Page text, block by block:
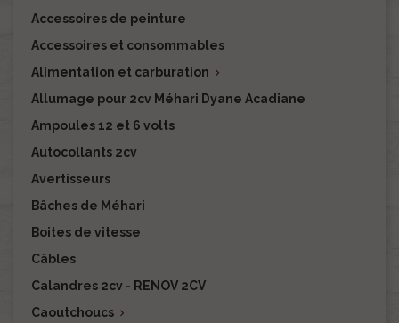
Accessoires de peinture
Accessoires et consommables
Alimentation et carburation 
Allumage pour 2cv Méhari Dyane Acadiane
Ampoules 12 et 6 volts
Autocollants 2cv
Avertisseurs
Bâches de Méhari
Boites de vitesse
Câbles
Calandres 2cv - RENOV 2CV
Caoutchoucs 